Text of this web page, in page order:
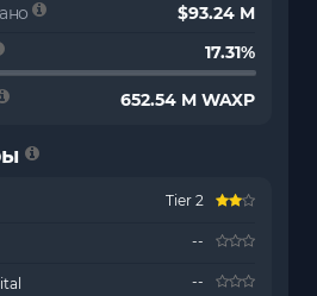
$93.24 M
17.31%
652.54 M WAXP
Tier 2
--
--